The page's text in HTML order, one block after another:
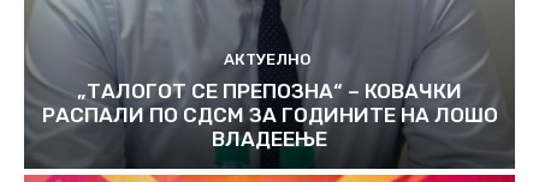
АКТУЕЛНО
„ТАЛОГОТ СЕ ПРЕПОЗНА“ – КОВАЧКИ
РАСПАЛИ ПО СДСМ ЗА ГОДИНИТЕ НА ЛОШО
ВЛАДЕЕЊЕ